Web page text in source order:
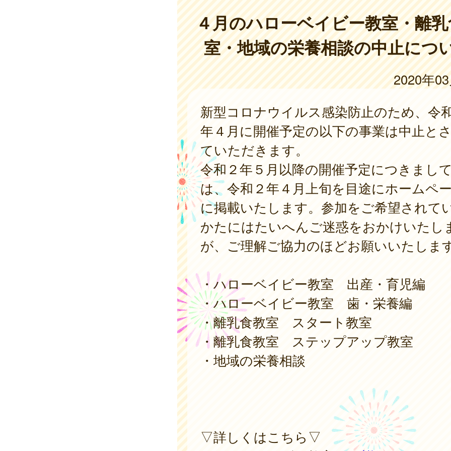
４月のハローベイビー教室・離
室・地域の栄養相談の中止につ
2020年
新型コロナウイルス感染防止のため、令
年４月に開催予定の以下の事業は中止と
ていただきます。
令和２年５月以降の開催予定につきまして
は、令和２年４月上旬を目途にホームペ
に掲載いたします。参加をご希望されて
かたにはたいへんご迷惑をおかけいたし
が、ご理解ご協力のほどお願いいたします
・ハローベイビー教室 出産・育児編
・ハローベイビー教室 歯・栄養編
・離乳食教室 スタート教室
・離乳食教室 ステップアップ教室
・地域の栄養相談
▽詳しくはこちら▽